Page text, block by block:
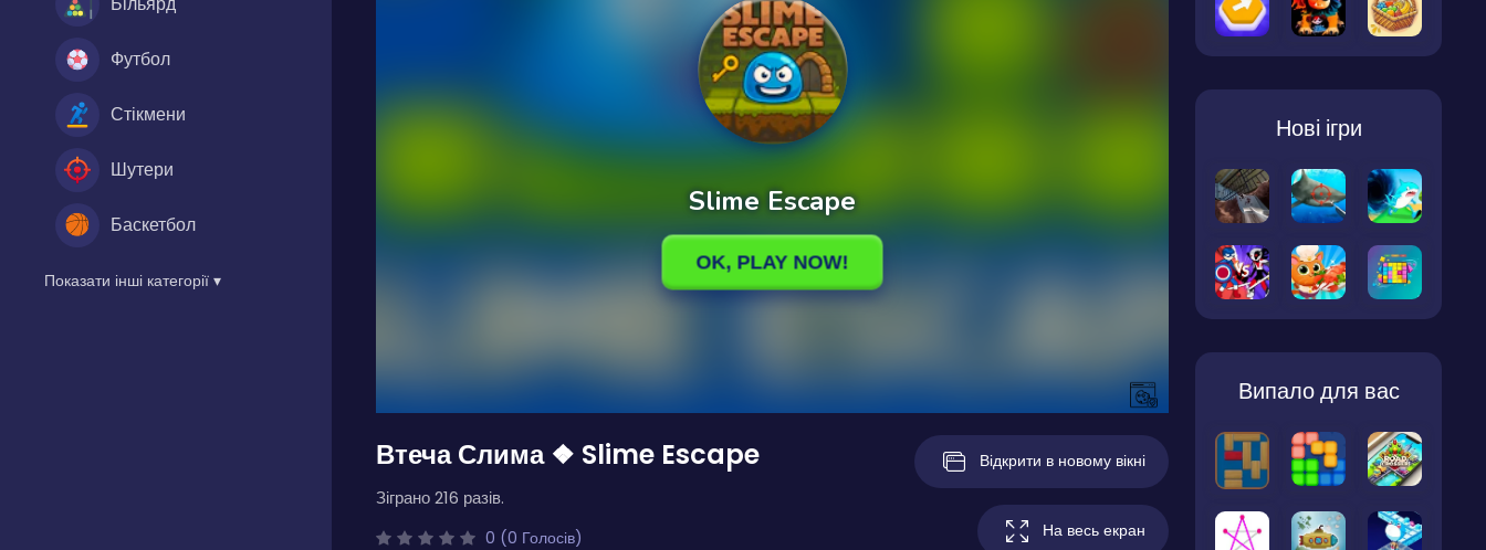
Футбол
Стікмени
Шутери
Баскетбол
Показати інші категорії ▾
Втеча Слима ❖ Slime Escape
Зіграно 216 разів.
0 (0 Голосів)
Відкрити в новому вікні
На весь екран
Нові ігри
Випало для вас